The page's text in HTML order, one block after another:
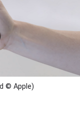
können.
wird aktualisiert.
© Apple)